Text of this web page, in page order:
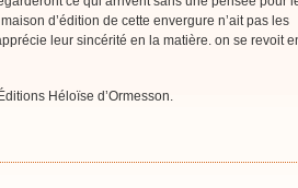
d’édition de cette envergure n’ait pas les
leur sincérité en la matière. on se revoit
Héloïse d’Ormesson.